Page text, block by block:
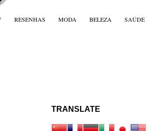
RESENHAS MODA BELEZA SAÚDE
TRANSLATE